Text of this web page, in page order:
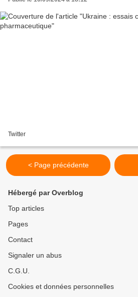
Twitter
< Page précédente
Hébergé par Overblog
Top articles
Pages
Contact
Signaler un abus
C.G.U.
Cookies et données personnelles